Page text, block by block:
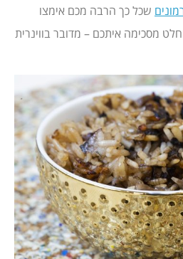
שכל כך הרבה מכם אימצו
מסכימה איתכם – מדובר בווינרית